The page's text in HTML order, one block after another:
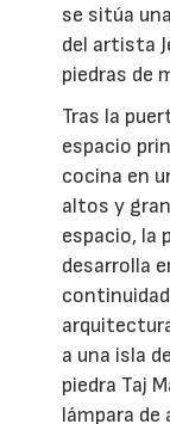
se sitúa
del artista
piedras de
Tras la
espacio
cocina en
altos y
espacio, la
desarrolla
a una isla
piedra Taj
lámpara